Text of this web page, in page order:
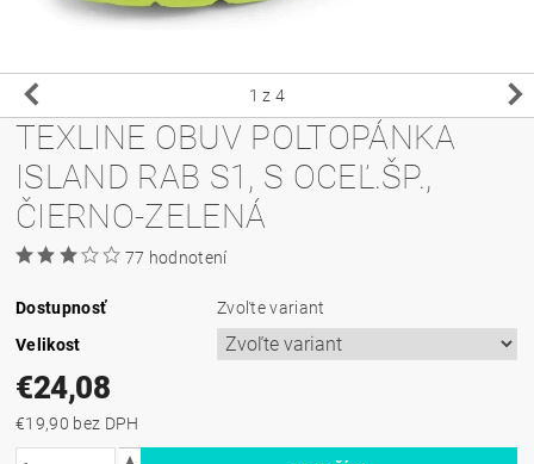
1 z 4
TEXLINE OBUV POLTOPÁNKA
ISLAND RAB S1, S OCEĽ.ŠP.,
ČIERNO-ZELENÁ
77 hodnotení
Dostupnosť
Zvoľte variant
Velikost
€24,08
€19,90 bez DPH